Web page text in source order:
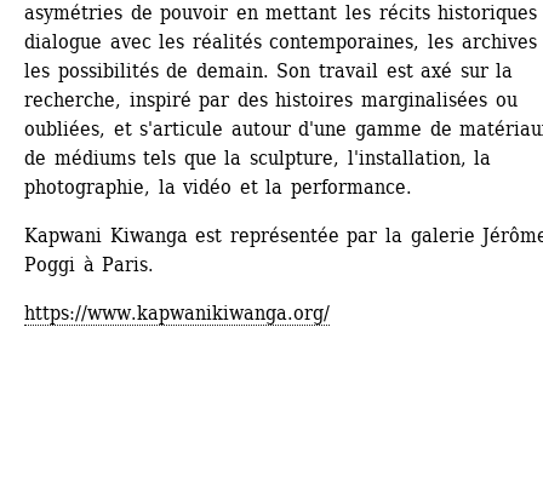
asymétries de pouvoir en mettant les récits historiques
dialogue avec les réalités contemporaines, les
les possibilités de demain. Son travail est axé sur la
recherche, inspiré par des histoires marginalisées ou
oubliées, et s'articule autour d'une gamme de
de médiums tels que la sculpture, l'installation, la
photographie, la vidéo et la performance.
Kapwani Kiwanga est représentée par la galerie
Poggi à Paris.
https://www.kapwanikiwanga.org/